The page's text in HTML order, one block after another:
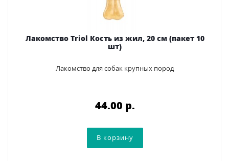
Лакомство Triol Кость из жил, 20 см (пакет 10
шт)
Лакомство для собак крупных пород
44.00 p.